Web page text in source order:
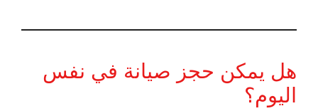
هل يمكن حجز صيانة في نفس
اليوم؟